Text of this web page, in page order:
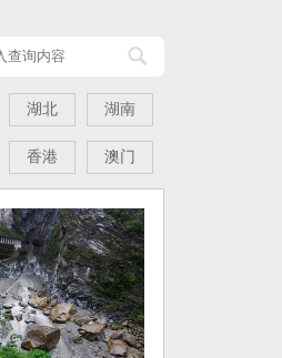
湖北 湖南
香港 澳门